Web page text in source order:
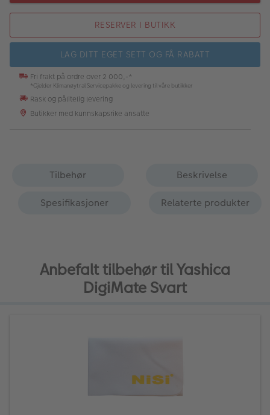
RESERVER I BUTIKK
LAG DITT EGET SETT OG FÅ RABATT
Fri frakt på ordre over 2 000,-*
*Gjelder Klimanøytral Servicepakke og levering til våre butikker
Rask og pålitelig levering
Butikker med kunnskapsrike ansatte
Tilbehør
Beskrivelse
Spesifikasjoner
Relaterte produkter
Anbefalt tilbehør til Yashica
DigiMate Svart